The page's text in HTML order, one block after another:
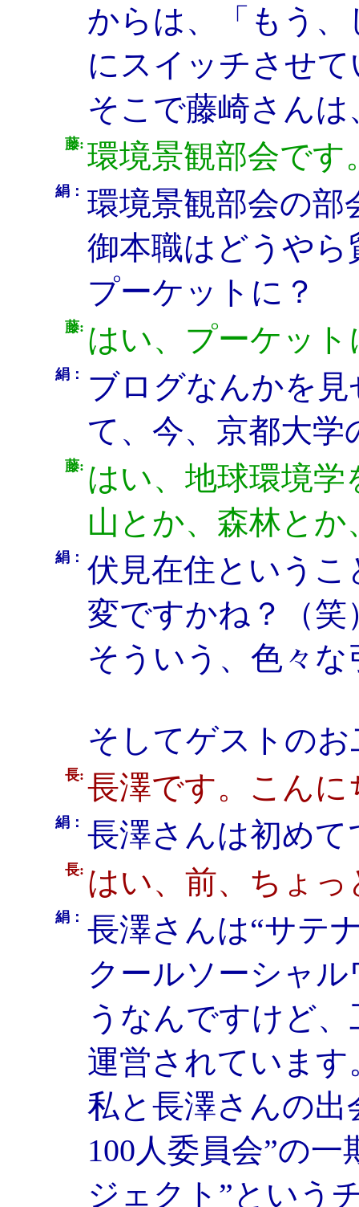
からは、「もう
にスイッチさせ
そこで藤崎さん
藤: 環境景観部会で
絹： 環境景観部会の
御本職はどうや
プーケットに？
藤: はい、プーケッ
絹：
ブログなんかを
て、今、京都大
藤: はい、地球環境
山とか、森林と
絹： 伏見在住という
変ですかね？（笑
そういう、色々
そしてゲストの
長: 長澤です。こん
絹： 長澤さんは初め
長: はい、前、ちょ
絹： 長澤さんは“サテ
クールソーシャ
うなんですけど
運営されています
私と長澤さんの
100人委員会”の
ジェクト”という